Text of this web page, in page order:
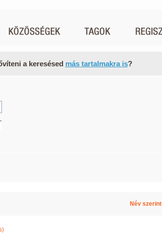
a keresésed más tartalmakra is?
Név szerint